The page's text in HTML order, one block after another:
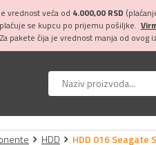
vrednost veća od 4.000,00 RSD
se kupcu po prijemu pošiljke.
pakete čija je vrednost manja od
HDD HDD 016 Seagate